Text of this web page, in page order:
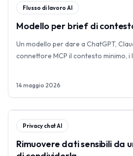
Flusso di lavoro AI
Modello per brief di
Un modello per dare a ChatGPT,
connettore MCP il contesto minimo, i
14 maggio 2026
Privacy chat AI
Rimuovere dati sensibili da